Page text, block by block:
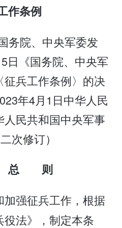
作条例
务院、中央军委发
《国务院、中央军
兵工作条例〉的决
年4月1日中华人民
民共和国中央军事
次修订）
总 则
强征兵工作，根据
役法》，制定本条